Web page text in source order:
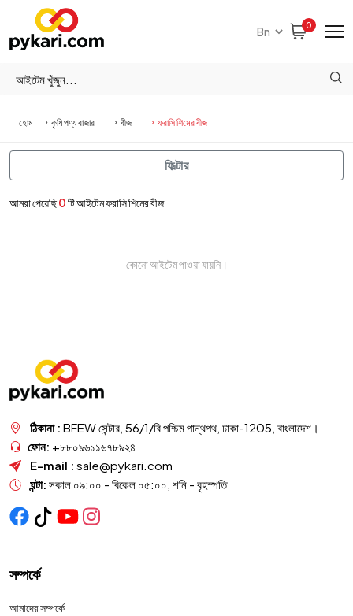
0
হোম কৃষি পণ্য বাজার বীজ ফরাসি শিমের বীজ
আমরা পেয়েছি0টি আইটেম ফরাসি শিমের বীজ
কোনো আইটেম পাওয়া যায়নি।
ফিল্টার
ঠিকানা : BFEW সেন্টার, 56/1/বি পশ্চিম পান্থপথ, ঢাকা-1205, বাংলাদেশ।
ফোন: +৮৮০৯৬১১৬৭৮৯২৪
E-mail : sale@pykari.com
ঘন্টা: সকাল ০৯:০০ - বিকেল ০৫:০০, শনি - বৃহস্পতি
সম্পর্কে
আমাদের সম্পর্কে